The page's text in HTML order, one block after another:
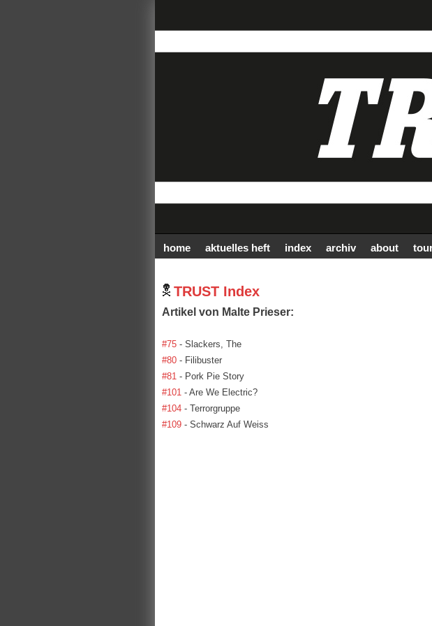
home aktuelles heft index archiv about
TRUST Index
Artikel von Malte Prieser:
#75 - Slackers, The
#80 - Filibuster
#81 - Pork Pie Story
#101 - Are We Electric?
#104 - Terrorgruppe
#109 - Schwarz Auf Weiss